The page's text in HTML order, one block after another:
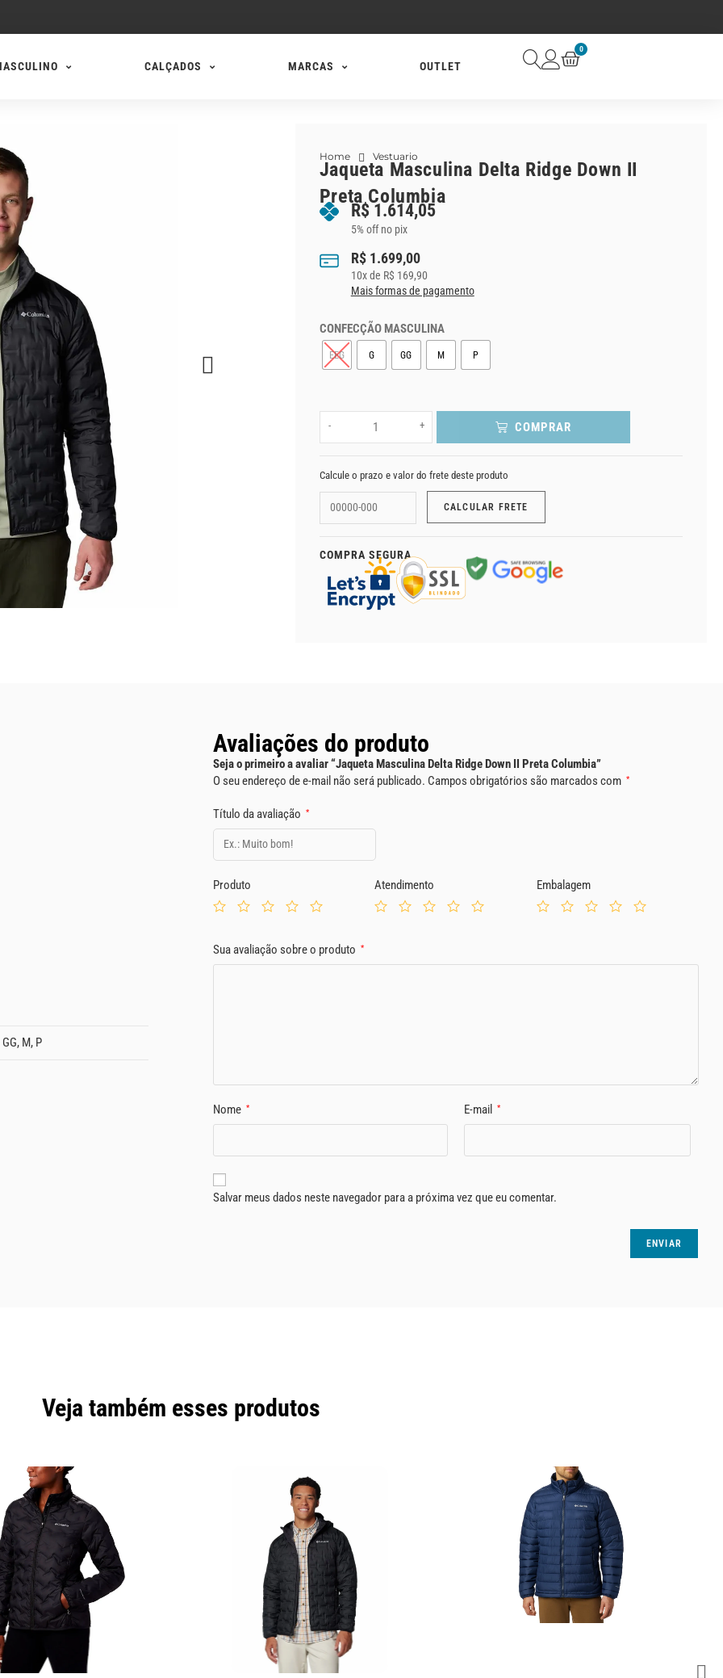
CALÇADOS MARCAS OUTLET
0
Home Vestuario
Jaqueta Masculina Delta Ridge Down II
Preta Columbia
R$ 1.614,05
5% off no pix
R$1.699,00
10x de R$ 169,90
Mais formas de pagamento
CONFECÇÃO MASCULINA
EEG G GG M P
- + COMPRAR
Calcule o prazo e valor do frete deste produto
COMPRA SEGURA
GG, M, P
Avaliações do produto
Seja o primeiro a avaliar “Jaqueta Masculina Delta Ridge Down II Preta Columbia”
O seu endereço de e-mail não será publicado. Campos obrigatórios são marcados com *
Título da avaliação *
Produto Atendimento Embalagem
Sua avaliação sobre o produto *
Nome * E-mail *
Salvar meus dados neste navegador para a próxima vez que eu comentar.
Veja também esses produtos